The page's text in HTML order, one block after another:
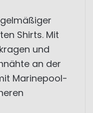
Shirts. Mit
und
an der
Marinepool-